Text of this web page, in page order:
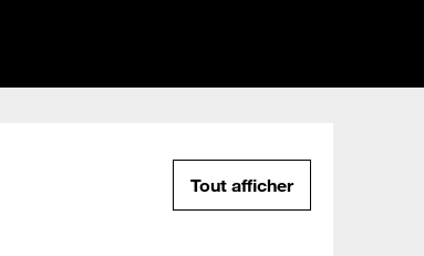
Tout afficher